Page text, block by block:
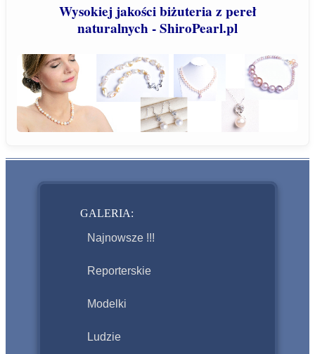
Wysokiej jakości biżuteria z pereł
naturalnych - ShiroPearl.pl
GALERIA:
Najnowsze !!!
Reporterskie
Modelki
Ludzie